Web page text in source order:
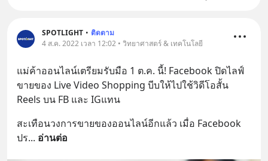
SPOTLIGHT • ติดตาม
4 ส.ค. 2022 เวลา 12:02 • วิทยาศาสตร์ & เทคโนโลยี
แม่ค้าออนไลน์เตรียมรับมือ 1 ต.ค. นี้! Facebook ปิดไลฟ์
ขายของ Live Video Shopping บีบให้ไปใช้วิดีโอสั้น
Reels บน FB และ IGแทน
สะเทือนวงการขายของออนไลน์อีกแล้ว เมื่อ Facebook
ปร... อ่านต่อ